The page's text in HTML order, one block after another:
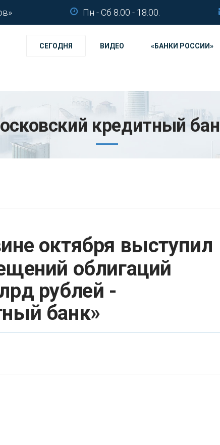
Пн - Сб 8.00 - 18.00.
СЕГОДНЯ ВИДЕО «БАНКИ РОССИИ»
кредитный
октября выступил
облигаций
рублей -
банк»